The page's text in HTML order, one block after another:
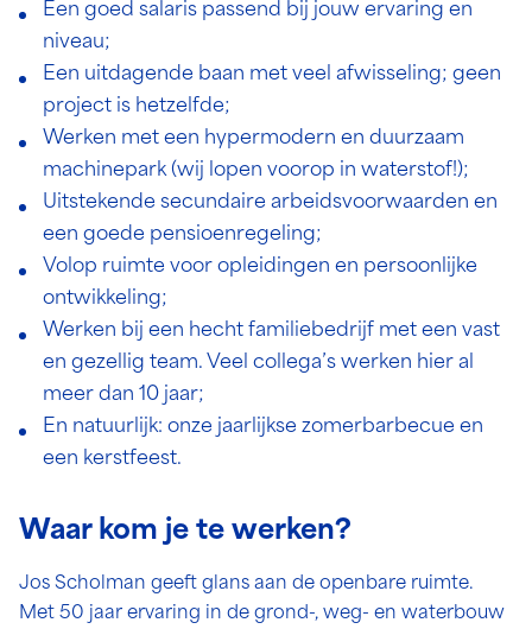
Een goed salaris passend bij jouw ervaring en
niveau;
Een uitdagende baan met veel afwisseling; geen
project is hetzelfde;
Werken met een hypermodern en duurzaam
machinepark (wij lopen voorop in waterstof!);
Uitstekende secundaire arbeidsvoorwaarden en
een goede pensioenregeling;
Volop ruimte voor opleidingen en persoonlijke
ontwikkeling;
Werken bij een hecht familiebedrijf met een vast
en gezellig team. Veel collega’s werken hier al
meer dan 10 jaar;
En natuurlijk: onze jaarlijkse zomerbarbecue en
een kerstfeest.
Waar kom je te werken?
Jos Scholman geeft glans aan de openbare ruimte.
Met 50 jaar ervaring in de grond-, weg- en waterbouw